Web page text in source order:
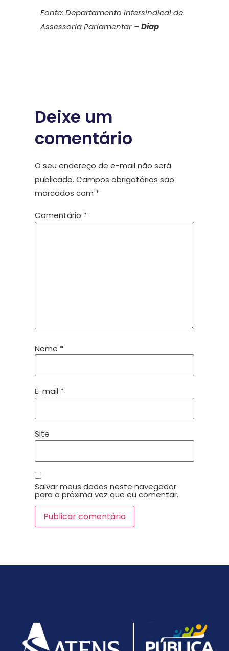
Fonte: Departamento Intersindical de
Assessoria Parlamentar –Diap
Deixe um
comentário
O seu endereço de e-mail não será
publicado. Campos obrigatórios são
marcados com *
Comentário *
Nome *
E-mail *
Site
Salvar meus dados neste navegador
para a próxima vez que eu comentar.